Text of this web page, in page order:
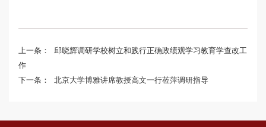
上一条：
邱晓辉调研学校树立和践行正确政绩观学习教育学查改工
作
下一条：
北京大学博雅讲席教授高文一行莅萍调研指导